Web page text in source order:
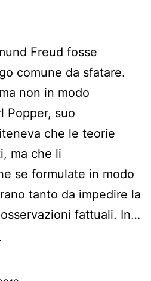
Freud fosse
comune da sfatare.
non in modo
Popper, suo
che le teorie
ma che li
se formulate in modo
tanto da impedire la
fattuali. In…